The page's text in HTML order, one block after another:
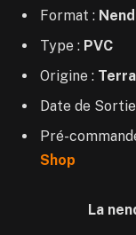
Format :
Type : PVC
Origine :
Date de
Pré-
Shop
La